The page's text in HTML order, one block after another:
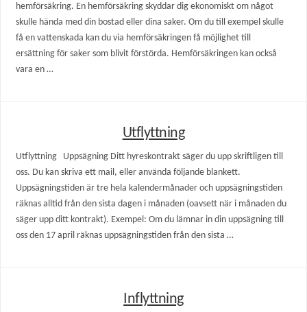
hemförsäkring. En hemförsäkring skyddar dig ekonomiskt om något
skulle hända med din bostad eller dina saker. Om du till exempel skulle
få en vattenskada kan du via hemförsäkringen få möjlighet till
ersättning för saker som blivit förstörda. Hemförsäkringen kan också
vara en …
Utflyttning
Utflyttning Uppsägning ​Ditt hyreskontrakt säger du upp skriftligen till
oss. Du kan skriva ett mail, eller använda följande blankett.
Uppsägningstiden är tre hela kalendermånader och uppsägningstiden
räknas alltid från den sista dagen i månaden (oavsett när i månaden du
säger upp ditt kontrakt). Exempel: Om du lämnar in din uppsägning till
oss den 17 april räknas uppsägningstiden från den sista …
Inflyttning